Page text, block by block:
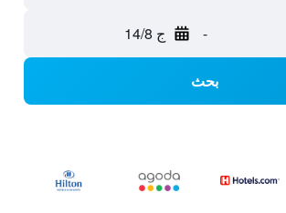
- ج 14/8
بحث